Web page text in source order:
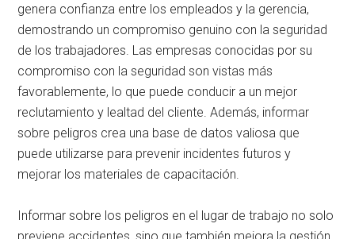
genera confianza entre los empleados y la gerencia,
demostrando un compromiso genuino con la seguridad
de los trabajadores. Las empresas conocidas por su
compromiso con la seguridad son vistas más
favorablemente, lo que puede conducir a un mejor
reclutamiento y lealtad del cliente. Además, informar
sobre peligros crea una base de datos valiosa que
puede utilizarse para prevenir incidentes futuros y
mejorar los materiales de capacitación.
Informar sobre los peligros en el lugar de trabajo no solo